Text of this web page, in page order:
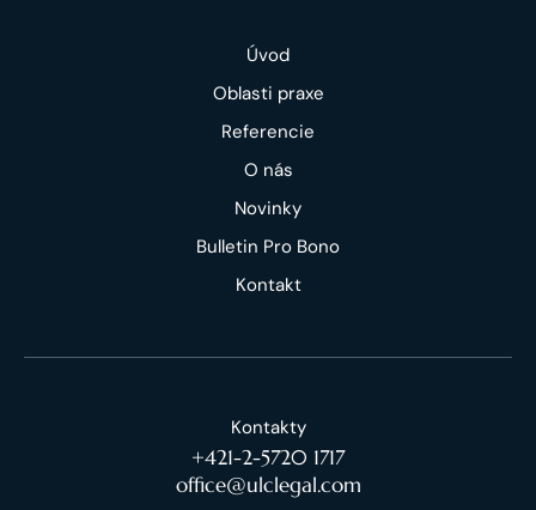
Úvod
Oblasti praxe
Referencie
O nás
Novinky
Bulletin Pro Bono
Kontakt
Kontakty
+421-2-5720 1717
office@ulclegal.com